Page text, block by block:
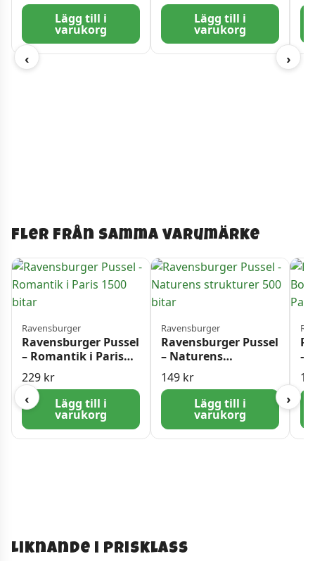
‹
Lägg till i
varukorg
Lägg till i
varukorg
›
Fler från samma varumärke
‹
Ravensburger
Ravensburger Pussel
– Romantik i Paris
1500 bitar
229 kr
Lägg till i
varukorg
Ravensburger
Ravensburger Pussel
– Naturens
strukturer 500 bitar
149 kr
Lägg till i
varukorg
–
›
Liknande i prisklass